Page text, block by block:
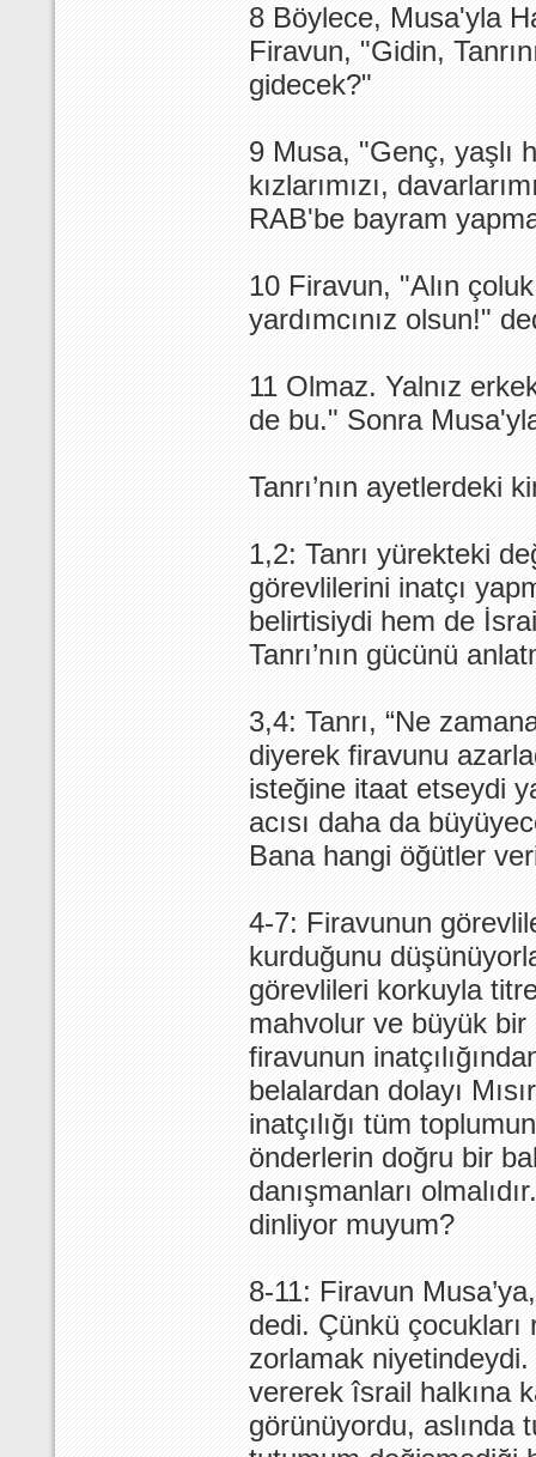
8 Böylece, Musa'yla
Firavun, "Gidin,
gidecek?"
9 Musa, "Genç, yaşlı
kızlarımızı,
RAB'be bayram
10 Firavun, "Alın
yardımcınız olsun!"
11 Olmaz. Yalnız
de bu." Sonra
Tanrı’nın ayetlerdeki
1,2: Tanrı yürekteki
görevlilerini inatçı
belirtisiydi hem de
Tanrı’nın gücünü
3,4: Tanrı, “Ne
diyerek firavunu
isteğine itaat etseydi
acısı daha da
Bana hangi öğütler
4-7: Firavunun
kurduğunu
görevlileri korkuyla
mahvolur ve büyük bir
firavunun
belalardan dolayı
inatçılığı tüm
önderlerin doğru bir
danışmanları
dinliyor muyum?
8-11: Firavun
dedi. Çünkü çocukları
zorlamak
vererek îsrail halkına
görünüyordu, aslında